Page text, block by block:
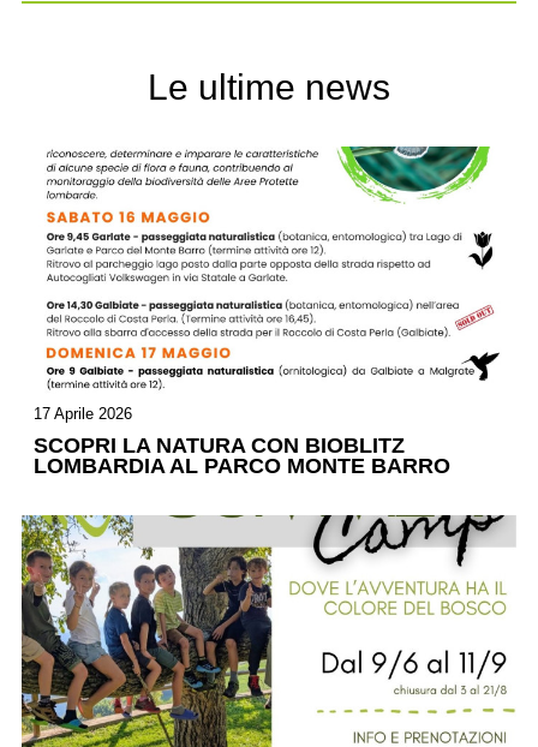
Le ultime news
17 Aprile 2026
SCOPRI LA NATURA CON BIOBLITZ
LOMBARDIA AL PARCO MONTE BARRO